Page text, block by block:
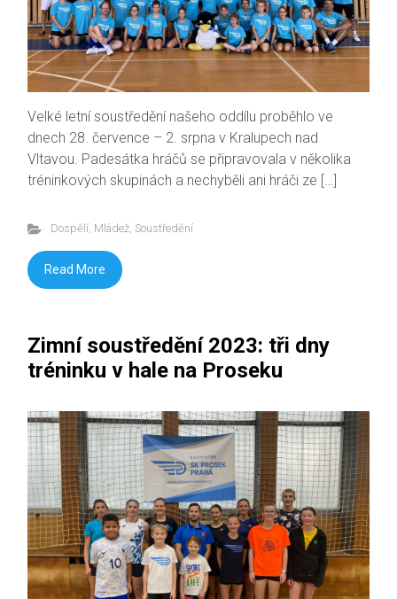
Velké letní soustředění našeho oddílu proběhlo ve
dnech 28. července – 2. srpna v Kralupech nad
Vltavou. Padesátka hráčů se připravovala v několika
tréninkových skupinách a nechyběli ani hráči ze […]
Dospělí, Mládež, Soustředění
Read More
Zimní soustředění 2023: tři dny
tréninku v hale na Proseku